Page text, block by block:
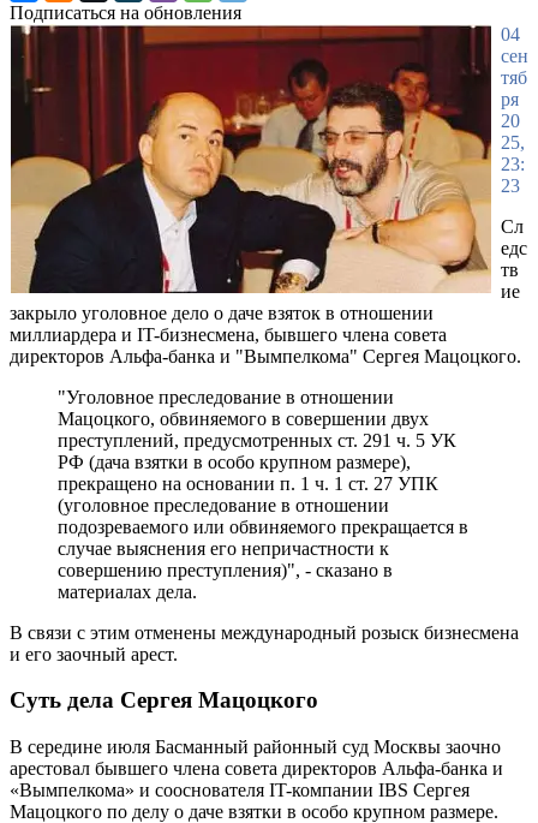
Подписаться на обновления
04
сен
тяб
ря
20
25,
23:
23
Сл
едс
тв
ие
закрыло уголовное дело о даче взяток в отношении
миллиардера и IT-бизнесмена, бывшего члена совета
директоров Альфа-банка и "Вымпелкома" Сергея Мацоцкого.
"Уголовное преследование в отношении
Мацоцкого, обвиняемого в совершении двух
преступлений, предусмотренных ст. 291 ч. 5 УК
РФ (дача взятки в особо крупном размере),
прекращено на основании п. 1 ч. 1 ст. 27 УПК
(уголовное преследование в отношении
подозреваемого или обвиняемого прекращается в
случае выяснения его непричастности к
совершению преступления)", - сказано в
материалах дела.
В связи с этим отменены международный розыск бизнесмена
и его заочный арест.
Суть дела Сергея Мацоцкого
В середине июля Басманный районный суд Москвы заочно
арестовал бывшего члена совета директоров Альфа-банка и
«Вымпелкома» и сооснователя IT-компании IBS Сергея
Мацоцкого по делу о даче взятки в особо крупном размере.